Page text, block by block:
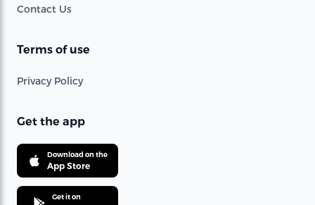
Contact Us
Terms of use
Privacy Policy
Get the app
Download on the
App Store
Get it on